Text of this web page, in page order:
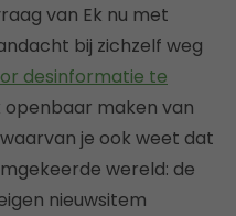
van Ek nu met
bij zichzelf weg
desinformatie te
maken van
je ook weet dat
wereld: de
nieuwsitem